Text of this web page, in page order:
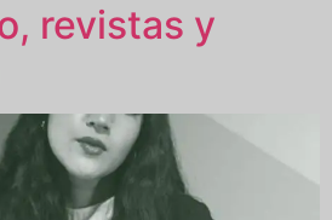
revistas y